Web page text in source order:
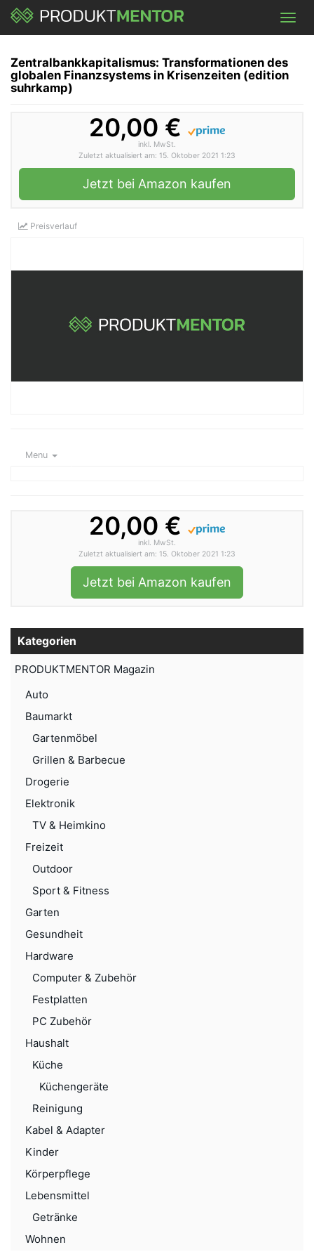
Skip
main
Zentralbankkapitalismus: Transformationen des
globalen Finanzsystems in Krisenzeiten (edition
suhrkamp)
20,00 €
inkl. MwSt.
Zuletzt aktualisiert am: 15. Oktober 2021 1:23
Jetzt bei Amazon kaufen
Preisverlauf
Menu
20,00 €
inkl. MwSt.
Zuletzt aktualisiert am: 15. Oktober 2021 1:23
Jetzt bei Amazon kaufen
Kategorien
PRODUKTMENTOR Magazin
Auto
Baumarkt
Gartenmöbel
Grillen & Barbecue
Drogerie
Elektronik
TV & Heimkino
Freizeit
Outdoor
Sport & Fitness
Garten
Gesundheit
Hardware
Computer & Zubehör
Festplatten
PC Zubehör
Haushalt
Küche
Küchengeräte
Reinigung
Kabel & Adapter
Kinder
Körperpflege
Lebensmittel
Getränke
Wohnen